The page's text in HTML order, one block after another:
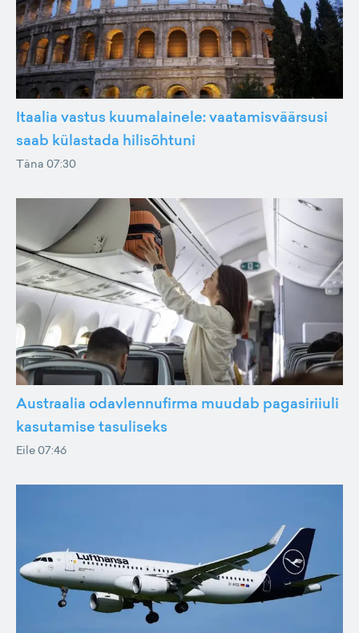
Itaalia vastus kuumalainele: vaatamisväärsusi
saab külastada hilisõhtuni
Täna 07:30
Austraalia odavlennufirma muudab pagasiriiuli
kasutamise tasuliseks
Eile 07:46